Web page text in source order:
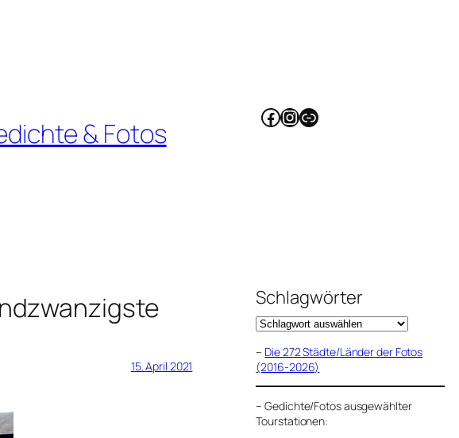
& Fotos Facebook
Instagram
Link
15. April 2021
Schlagwörter
– Die 272 Städte/Länder der Fotos
(2016-2026)
–Gedichte/Fotos ausgewählter
Tourstationen: